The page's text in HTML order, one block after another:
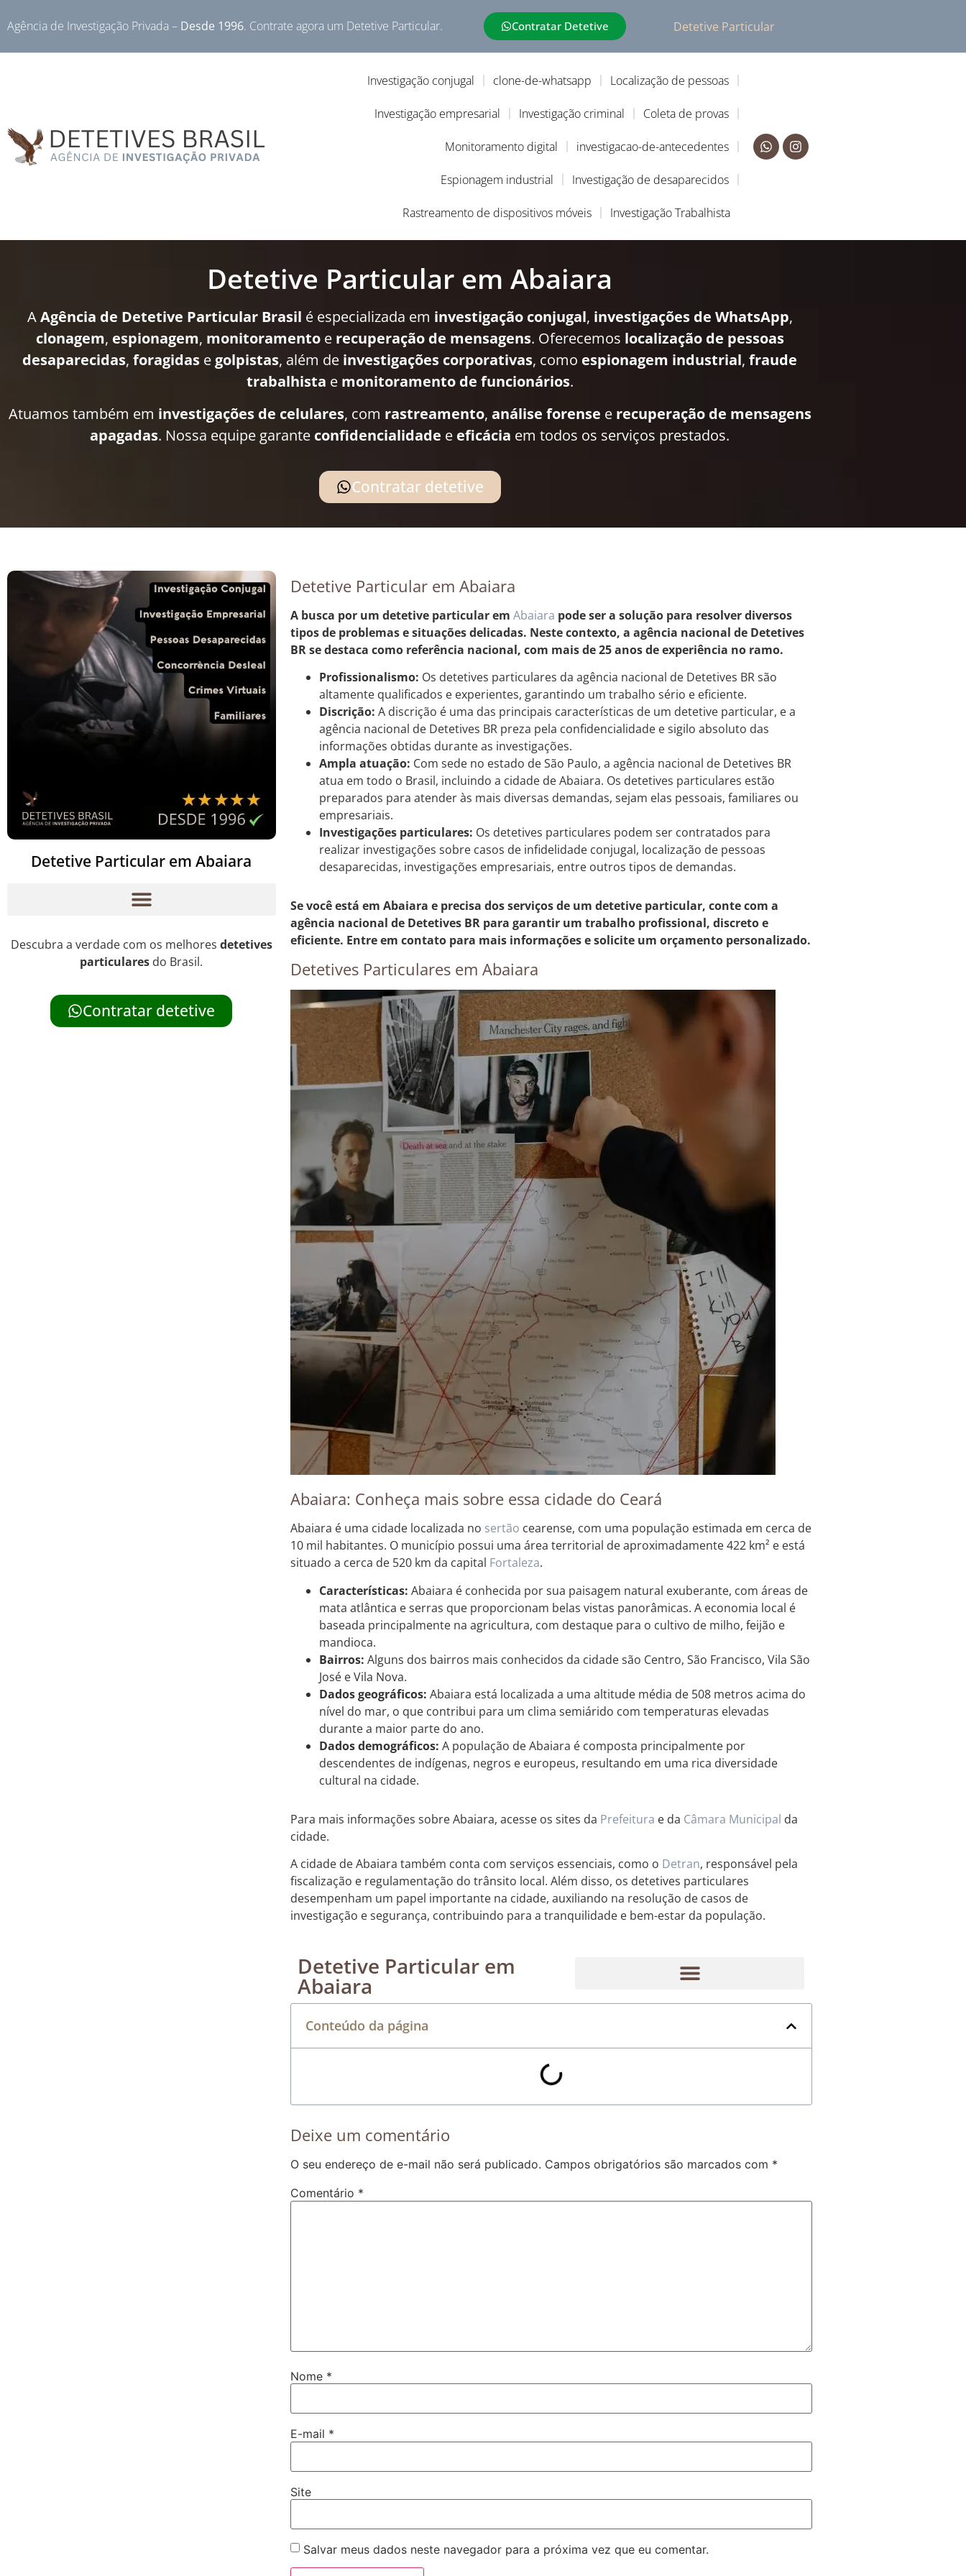
Agência de Investigação Privada – Desde 1996. Contrate agora um Detetive Particular. Contratar Detetive Detetive Particular
Investigação conjugal clone-de-whatsapp Localização de pessoas
Investigação empresarial Investigação criminal Coleta de provas
Monitoramento digital investigacao-de-antecedentes
Espionagem industrial Investigação de desaparecidos
Rastreamento de dispositivos móveis Investigação Trabalhista
Detetive Particular em Abaiara
AAgência de Detetive Particular Brasil é especializada em investigação conjugal, investigações de WhatsApp,
clonagem, espionagem, monitoramentoe recuperação de mensagens. Oferecemos localização de pessoas
desaparecidas, foragidas e golpistas, além de investigações corporativas, como espionagem industrial, fraude
trabalhista e monitoramento de funcionários.
Atuamos também em investigações de celulares, com rastreamento, análise forense e recuperação de mensagens
apagadas. Nossa equipe garante confidencialidade e eficácia em todos os serviços prestados.
Contratar detetive
Detetive Particular em Abaiara
Descubra a verdade com os melhores detetives
particulares do Brasil.
Contratar detetive
Detetive Particular em Abaiara
A busca por um detetive particular em Abaiara pode ser a solução para resolver diversos
tipos de problemas e situações delicadas. Neste contexto, a agência nacional de Detetives
BR se destaca como referência nacional, com mais de 25 anos de experiência no ramo.
Profissionalismo: Os detetives particulares da agência nacional de Detetives BR são
altamente qualificados e experientes, garantindo um trabalho sério e eficiente.
Discrição: A discrição é uma das principais características de um detetive particular, e a
agência nacional de Detetives BR preza pela confidencialidade e sigilo absoluto das
informações obtidas durante as investigações.
Ampla atuação: Com sede no estado de São Paulo, a agência nacional de Detetives BR
atua em todo o Brasil, incluindo a cidade de Abaiara. Os detetives particulares estão
preparados para atender às mais diversas demandas, sejam elas pessoais, familiares ou
empresariais.
Investigações particulares: Os detetives particulares podem ser contratados para
realizar investigações sobre casos de infidelidade conjugal, localização de pessoas
desaparecidas, investigações empresariais, entre outros tipos de demandas.
Se você está em Abaiara e precisa dos serviços de um detetive particular, conte com a
agência nacional de Detetives BR para garantir um trabalho profissional, discreto e
eficiente. Entre em contato para mais informações e solicite um orçamento personalizado.
Detetives Particulares em Abaiara
Abaiara: Conheça mais sobre essa cidade do Ceará
Abaiara é uma cidade localizada no sertão cearense, com uma população estimada em cerca de
10 mil habitantes. O município possui uma área territorial de aproximadamente 422 km² e está
situado a cerca de 520 km da capital Fortaleza.
Características: Abaiara é conhecida por sua paisagem natural exuberante, com áreas de
mata atlântica e serras que proporcionam belas vistas panorâmicas. A economia local é
baseada principalmente na agricultura, com destaque para o cultivo de milho, feijão e
mandioca.
Bairros: Alguns dos bairros mais conhecidos da cidade são Centro, São Francisco, Vila São
José e Vila Nova.
Dados geográficos: Abaiara está localizada a uma altitude média de 508 metros acima do
nível do mar, o que contribui para um clima semiárido com temperaturas elevadas
durante a maior parte do ano.
Dados demográficos: A população de Abaiara é composta principalmente por
descendentes de indígenas, negros e europeus, resultando em uma rica diversidade
cultural na cidade.
Para mais informações sobre Abaiara, acesse os sites da Prefeitura e da Câmara Municipal da
cidade.
A cidade de Abaiara também conta com serviços essenciais, como o Detran, responsável pela
fiscalização e regulamentação do trânsito local. Além disso, os detetives particulares
desempenham um papel importante na cidade, auxiliando na resolução de casos de
investigação e segurança, contribuindo para a tranquilidade e bem-estar da população.
Detetive Particular em
Abaiara
Conteúdo da página
Deixe um comentário
O seu endereço de e-mail não será publicado. Campos obrigatórios são marcados com *
Comentário *
Nome *
E-mail *
Site
Salvar meus dados neste navegador para a próxima vez que eu comentar.